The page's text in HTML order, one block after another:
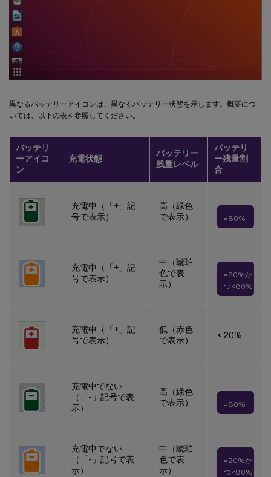
異なるバッテリーアイコンは、異なるバッテリー状態を示します。概要につ
いては、以下の表を参照してください。
バッテリ
ーアイコ
ン
充電状態
バッテリー
残量レベル
バッテリ
ー残量割
合
充電中（「+」記
号で表示）
高（緑色
で表示）
=80%
充電中（「+」記
号で表示）
中（琥珀
色で表
示）
=20%か
つ<80%
充電中（「+」記
号で表示）
低（赤色
で表示）
< 20%
充電中でない
（「-」記号で表
示）
高（緑色
で表示）
=80%
充電中でない
（「-」記号で表
示）
中（琥珀
色で表
示）
=20%か
つ<80%